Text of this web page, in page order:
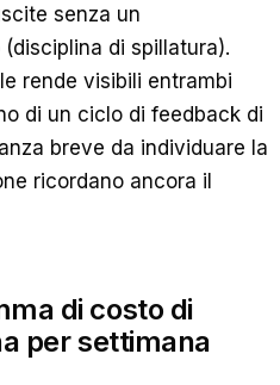
senza un
di spillatura).
rende visibili entrambi
di un ciclo di feedback di
breve da individuare la
ricordano ancora il
di costo di
per settimana